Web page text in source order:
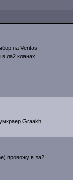
на Veritas.
ла2 кланах...
Graakh.
провожу в ла2.